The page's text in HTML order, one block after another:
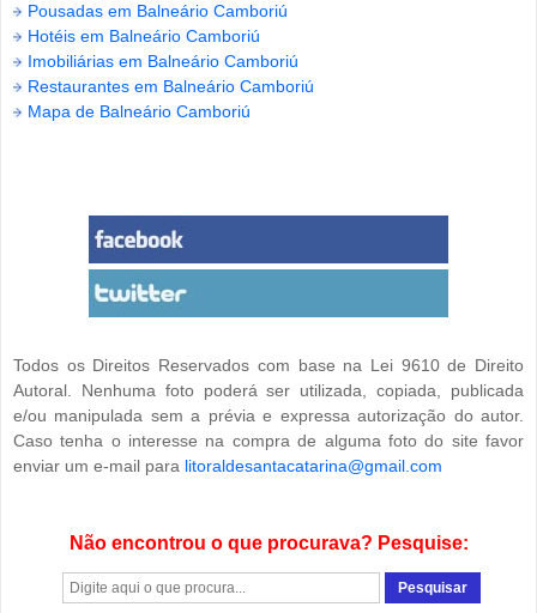
Pousadas em Balneário Camboriú
Hotéis em Balneário Camboriú
Imobiliárias em Balneário Camboriú
Restaurantes em Balneário Camboriú
Mapa de Balneário Camboriú
Todos os Direitos Reservados com base na Lei 9610 de Direito
Autoral. Nenhuma foto poderá ser utilizada, copiada, publicada
e/ou manipulada sem a prévia e expressa autorização do autor.
Caso tenha o interesse na compra de alguma foto do site favor
enviar um e-mail para litoraldesantacatarina@gmail.com
Não encontrou o que procurava? Pesquise: